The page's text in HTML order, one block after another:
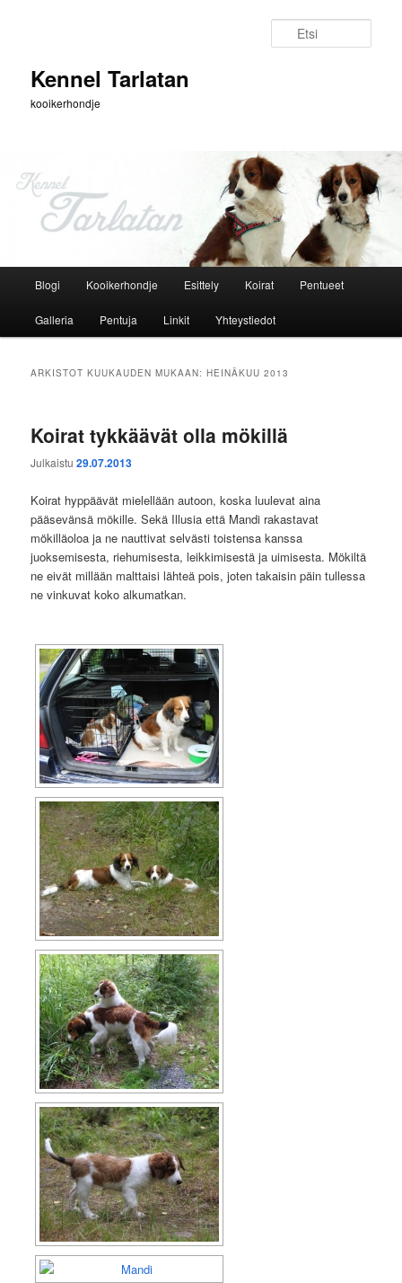
Kennel Tarlatan
kooikerhondje
Blogi Kooikerhondje Esittely Koirat Pentueet
Galleria Pentuja Linkit Yhteystiedot
ARKISTOT KUUKAUDEN MUKAAN:HEINÄKUU 2013
Koirat tykkäävät olla mökillä
Julkaistu29.07.2013
Koirat hyppäävät mielellään autoon, koska luulevat aina
pääsevänsä mökille. Sekä Illusia että Mandi rakastavat
mökilläoloa ja ne nauttivat selvästi toistensa kanssa
juoksemisesta, riehumisesta, leikkimisestä ja uimisesta. Mökiltä
ne eivät millään malttaisi lähteä pois, joten takaisin päin tullessa
ne vinkuvat koko alkumatkan.